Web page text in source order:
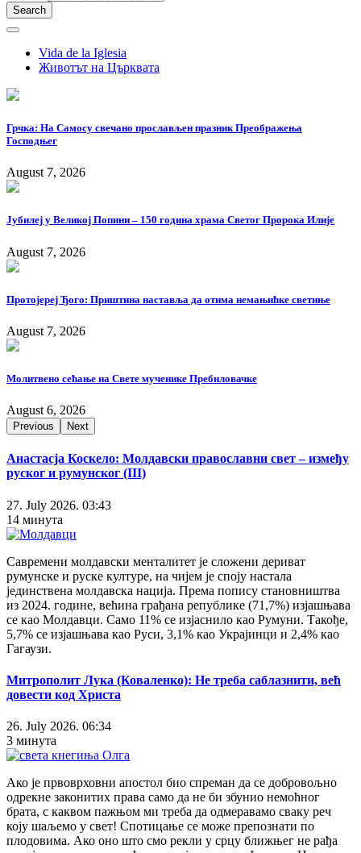
Vida de la Iglesia
Животът на Църквата
Грчка: На Самосу свечано прослављен празник Преображења
Господњег
August 7, 2026
Јубилеј у Великој Попини – 150 година храма Светог Пророка Илије
August 7, 2026
Протојереј Ђого: Приштина наставља да отима немањићке светиње
August 7, 2026
Молитвено сећање на Свете мученике Пребиловачке
August 6, 2026
Previous Next
Анастасја Коскело: Молдавски православни свет – између
руског и румунског (III)
27. July 2026. 03:43
14 минута
Савремени молдавски менталитет је сложени дериват
румунске и руске културе, на чијем је споју настала
јединствена молдавска нација. Према попису становништва
из 2024. године, већина грађана републике (71,7%) изјашњава
се као Молдавци. Само 11% се изјаснило као Румуни. Такође,
5,7% се изјашњава као Руси, 3,1% као Украјинци и 2,4% као
Гагаузи.
Митрополит Лука (Коваленко): Не треба саблазнити, већ
довести код Христа
26. July 2026. 06:34
3 минута
Ако је првоврховни апостол био спреман да се добровољно
одрекне законитих права само да не би збунио немоћног
брата, с каквом пажњом ми треба да одмеравамо сваку реч
коју шаљемо у свет! Спотицање се може препознати по
плодовима. Ако оно што смо рекли у срцу ближњег не рађа